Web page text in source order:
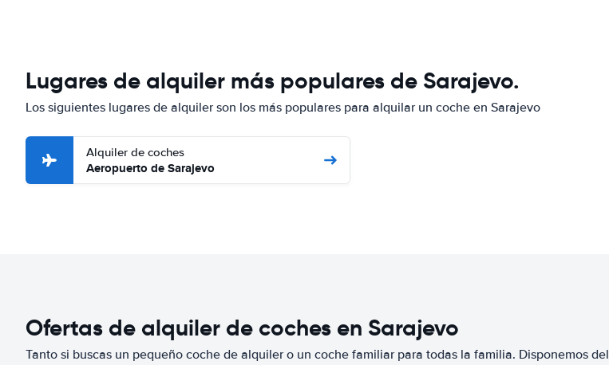
Lugares de alquiler más populares de Sarajevo.
Los siguientes lugares de alquiler son los más populares para alquilar un coche en Sarajevo
Alquiler de coches
Aeropuerto de Sarajevo
Ofertas de alquiler de coches en Sarajevo
Tanto si buscas un pequeño coche de alquiler o un coche familiar para todas la familia. Disponemos del